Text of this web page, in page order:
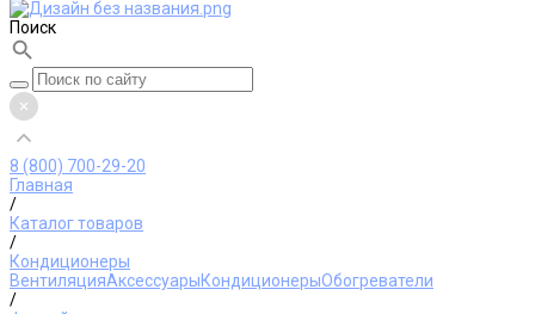
Поиск
8 (800) 700-29-20
Главная
/
Каталог товаров
/
Кондиционеры
ВентиляцияАксессуарыКондиционерыОбогреватели
/